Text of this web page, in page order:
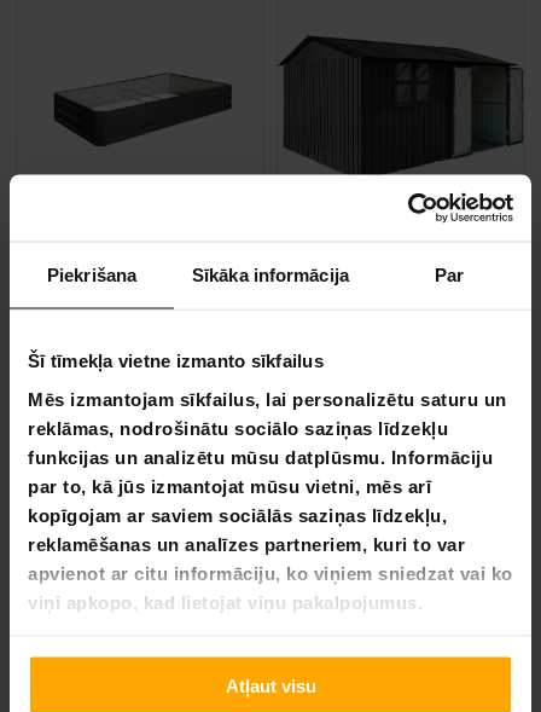
Piekrišana Sīkāka informācija Par
Šī tīmekļa vietne izmanto sīkfailus
Mēs izmantojam sīkfailus, lai personalizētu saturu un
reklāmas, nodrošinātu sociālo saziņas līdzekļu
funkcijas un analizētu mūsu datplūsmu. Informāciju
par to, kā jūs izmantojat mūsu vietni, mēs arī
kopīgojam ar saviem sociālās saziņas līdzekļu,
reklamēšanas un analīzes partneriem, kuri to var
apvienot ar citu informāciju, ko viņiem sniedzat vai ko
viņi apkopo, kad lietojat viņu pakalpojumus.
Atļaut visu
Fornorth paaugstinātā dārza dobe 180x90x30cm, melna
69,90 €
79,90 €
Fornorth dārza šķūnis ar
689,00 €
899,00 €